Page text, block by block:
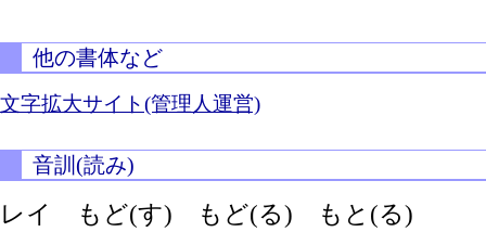
他の書体など
文字拡大サイト(管理人運営)
音訓(読み)
レイ もど(す) もど(る)
もと(る)